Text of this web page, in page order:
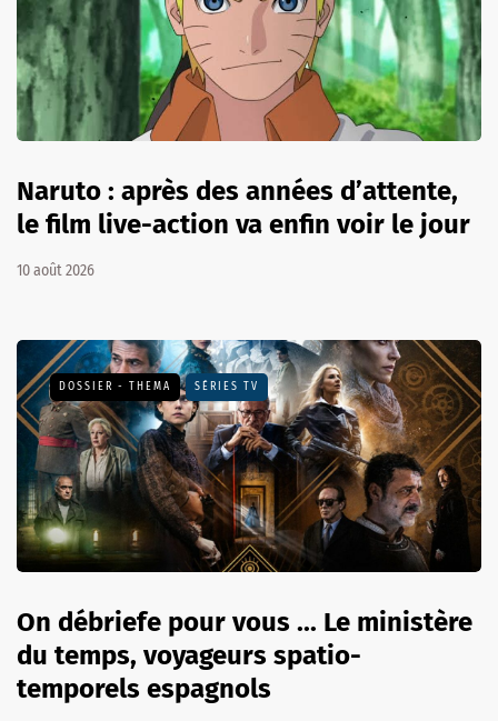
Naruto : après des années d’attente,
le film live-action va enfin voir le jour
10 août 2026
DOSSIER - THEMA SÉRIES TV
On débriefe pour vous ... Le ministère
du temps, voyageurs spatio-
temporels espagnols